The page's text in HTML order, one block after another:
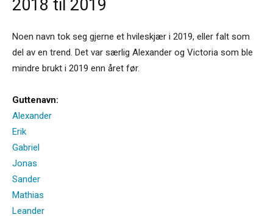
2018 til 2019
Noen navn tok seg gjerne et hvileskjær i 2019, eller falt som
del av en trend. Det var særlig Alexander og Victoria som ble
mindre brukt i 2019 enn året før.
Guttenavn:
Alexander
Erik
Gabriel
Jonas
Sander
Mathias
Leander